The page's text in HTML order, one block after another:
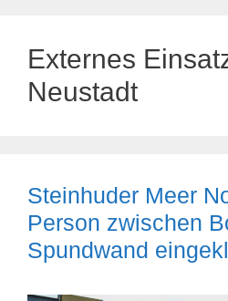
Externes
Neustadt
Steinhuder Meer
Person zwischen
Spundwand